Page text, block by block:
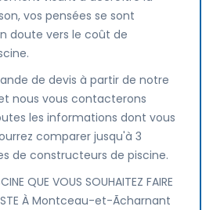
vos pensées se sont
doute vers le coût de
de devis à partir de notre
nous vous contacterons
les informations dont vous
comparer jusqu'à 3
de constructeurs de piscine.
QUE VOUS SOUHAITEZ FAIRE
À Montceau-et-Ãcharnant